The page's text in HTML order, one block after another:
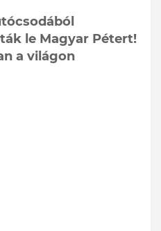
le Magyar Pétert!
a világon